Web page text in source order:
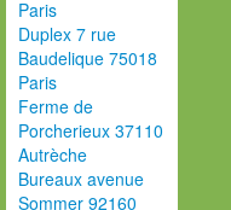
Paris
Duplex 7 rue
Baudelique 75018
Paris
Ferme de
Porcherieux 37110
Autrèche
Bureaux avenue
Sommer 92160